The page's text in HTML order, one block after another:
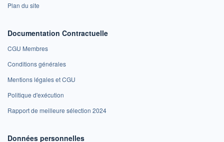
Plan du site
Documentation Contractuelle
CGU Membres
Conditions générales
Mentions légales et CGU
Politique d'exécution
Rapport de meilleure sélection 2024
Données personnelles